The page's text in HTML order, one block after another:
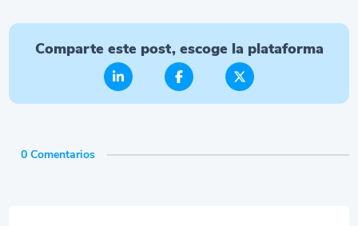
Comparte este post, escoge la plataforma
0 Comentarios